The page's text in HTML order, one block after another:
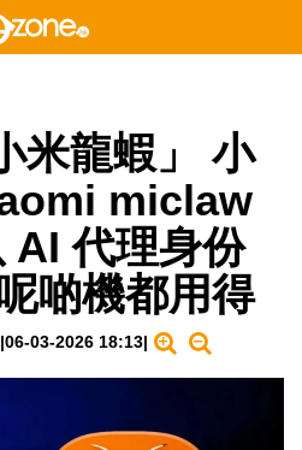
米龍蝦」 小
miclaw
AI 代理身份
啲機都用得
|06-03-2026 18:13|